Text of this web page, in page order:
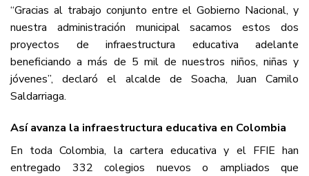
“Gracias al trabajo conjunto entre el Gobierno Nacional, y
nuestra administración municipal sacamos estos dos
proyectos de infraestructura educativa adelante
beneficiando a más de 5 mil de nuestros niños, niñas y
jóvenes”, declaró el alcalde de Soacha, Juan Camilo
Saldarriaga.
Así avanza la infraestructura educativa en Colombia
En toda Colombia, la cartera educativa y el FFIE han
entregado 332 colegios nuevos o ampliados que